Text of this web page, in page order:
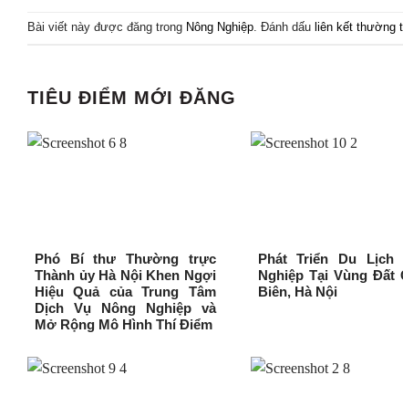
Bài viết này được đăng trong Nông Nghiệp. Đánh dấu liên kết thường
TIÊU ĐIỂM MỚI ĐĂNG
Phó Bí thư Thường trực
Thành ủy Hà Nội Khen Ngợi
Hiệu Quả của Trung Tâm
Dịch Vụ Nông Nghiệp và
Mở Rộng Mô Hình Thí Điểm
Phát Triển Du Lịch
Nghiệp Tại Vùng Đất
Biên, Hà Nội